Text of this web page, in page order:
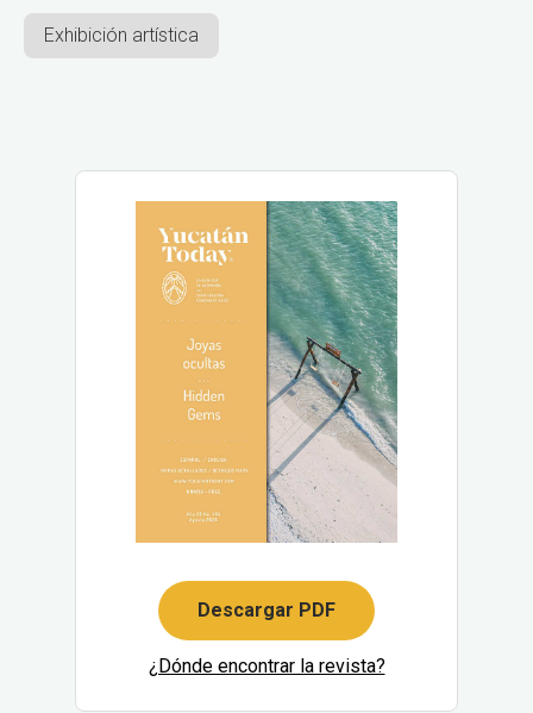
Exhibición artística
Descargar PDF
¿Dónde encontrar la revista?